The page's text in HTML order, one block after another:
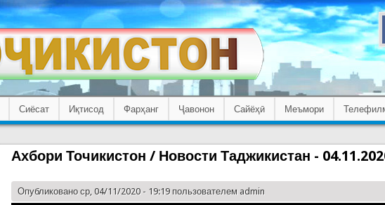
Сиёсат Иқтисод Фарҳанг Ҷавонон Сайёҳӣ Меъмори
Ахбори Точикистон / Новости Таджикистан -
Опубликовано ср, 04/11/2020 - 19:19 пользователем admin